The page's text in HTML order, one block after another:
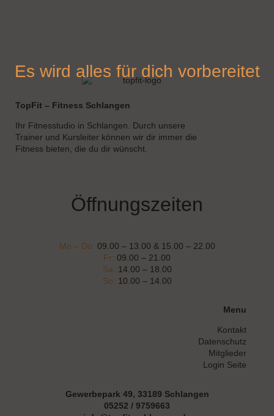
Es wird alles für dich vorbereitet
TopFit – Fitness Schlangen
Ihr Fitnesstudio in Schlangen. Durch unsere
Trainer und Kursleiter können wir dir immer die
Fitness bieten, die du dir wünscht.
Öffnungszeiten
Mo – Do: 09.00 – 13.00 & 15.00 – 22.00
Fr: 09.00 – 21.00
Sa: 14.00 – 18.00
So: 10.00 – 14.00
Menu
Kontakt
Datenschutz
Mitglieder
Login Seite
Gewerbepark 49, 33189 Schlangen
05252 / 9759663